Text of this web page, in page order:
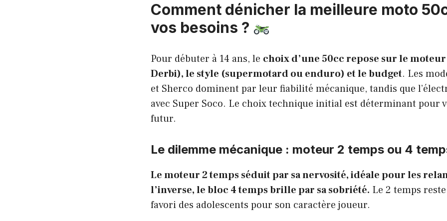
Comment dénicher la meilleure moto
vos besoins ?
Pour débuter à 14 ans, le choix d’une 50cc repose sur le
Derbi), le style (supermotard ou enduro) et le budget. Les
et Sherco dominent par leur fiabilité mécanique, tandis que
avec Super Soco. Le choix technique initial est déterminant pour
futur.
Le dilemme mécanique : moteur 2 temps ou 4
Le moteur 2 temps séduit par sa nervosité, idéale pour les
l’inverse, le bloc 4 temps brille par sa sobriété. Le 2 temps
favori des adolescents pour son caractère joueur.